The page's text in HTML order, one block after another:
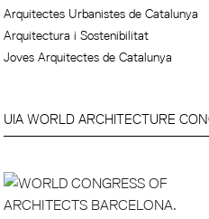
Arquitectes Urbanistes de Catalunya
Arquitectura i Sostenibilitat
Joves Arquitectes de Catalunya
UIA WORLD ARCHITECTURE